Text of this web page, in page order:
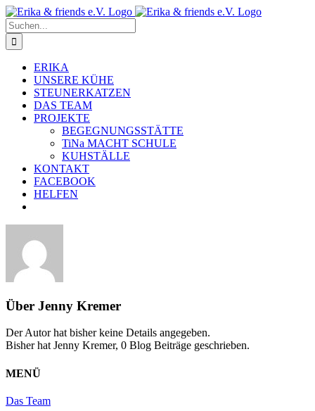
Zum
Inhalt
springen
Suche
nach:
ERIKA
UNSERE KÜHE
STEUNERKATZEN
DAS TEAM
PROJEKTE
BEGEGNUNGSSTÄTTE
TiNa MACHT SCHULE
KUHSTÄLLE
KONTAKT
FACEBOOK
HELFEN
Über Jenny Kremer
Der Autor hat bisher keine Details angegeben.
Bisher hat Jenny Kremer, 0 Blog Beiträge geschrieben.
MENÜ
Das Team